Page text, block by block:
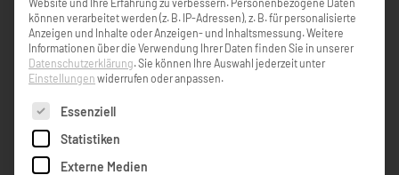
Danke für für die schönen Stunden Sepp
Weinberger
Website und Ihre Erfahrung zu verbessern. Personenbezogene Daten
können verarbeitet werden (z. B. IP-Adressen), z. B. für personalisierte
Anzeigen und Inhalte oder Anzeigen- und Inhaltsmessung.Weitere
Informationen über die Verwendung Ihrer Daten finden Sie in unserer
Datenschutzerklärung.Sie können Ihre Auswahl jederzeit unter
Einstellungen widerrufen oder anpassen.
Es folgt eine Liste der Service-Gruppen, für die eine
Essenziell
Statistiken
Externe Medien